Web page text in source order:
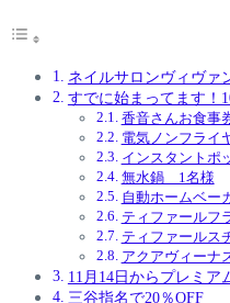
ネイルサロンヴィヴァ
すでに始まってます！
香音さんお食
電気ノンフラ
インスタント
無水鍋 1名様
自動ホームベ
ティファールフ
ティファール
アクアヴィー
11月14日からプレミア
三谷指名で20％OFF